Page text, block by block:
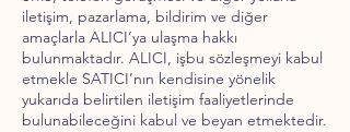
iletişim, pazarlama, bildirim ve diğer
amaçlarla ALICI’ya ulaşma hakkı
bulunmaktadır. ALICI, işbu sözleşmeyi kabul
etmekle SATICI’nın kendisine yönelik
yukarıda belirtilen iletişim faaliyetlerinde
bulunabileceğini kabul ve beyan etmektedir.